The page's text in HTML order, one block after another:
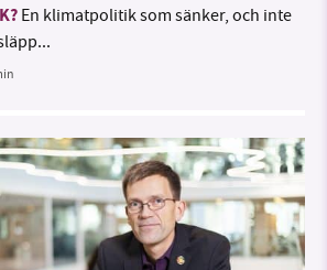
En klimatpolitik som sänker, och inte